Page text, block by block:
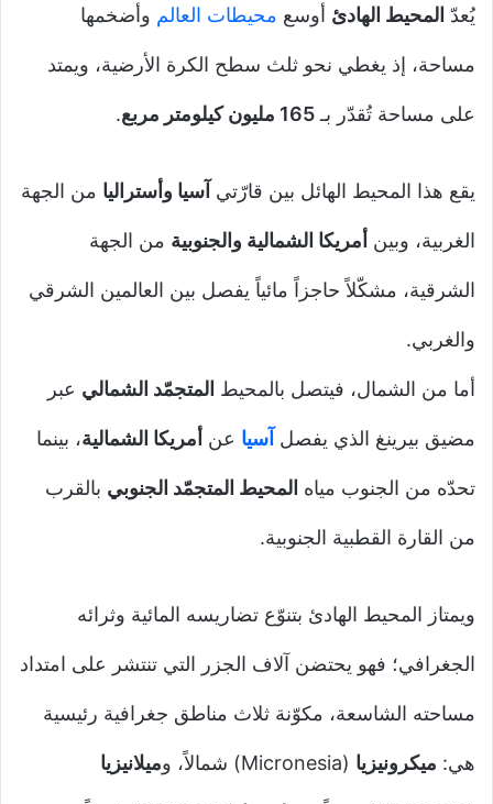
يُعدّ المحيط الهادئ أوسع محيطات العالم وأضخمها
مساحة، إذ يغطي نحو ثلث سطح الكرة الأرضية، ويمتد
على مساحة تُقدّر بـ165 مليون كيلومتر مربع .
يقع هذا المحيط الهائل بين قارّتي آسيا وأستراليا من الجهة
الغربية، وبين أمريكا الشمالية والجنوبية من الجهة
الشرقية، مشكّلاً حاجزاً مائياً يفصل بين العالمين الشرقي
والغربي.
أما من الشمال، فيتصل بالمحيط المتجمّد الشمالي عبر
مضيق بيرينغ الذي يفصل آسيا عن أمريكا الشمالية، بينما
تحدّه من الجنوب مياه المحيط المتجمّد الجنوبي بالقرب
من القارة القطبية الجنوبية.
ويمتاز المحيط الهادئ بتنوّع تضاريسه المائية وثرائه
الجغرافي؛ فهو يحتضن آلاف الجزر التي تنتشر على امتداد
مساحته الشاسعة، مكوّنة ثلاث مناطق جغرافية رئيسية
هي: ميكرونيزيا (Micronesia) شمالاً، و ميلانيزيا